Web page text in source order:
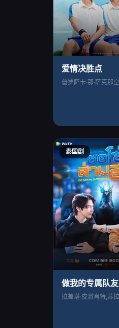
爱情决胜点
泰国剧
做我的专属队友